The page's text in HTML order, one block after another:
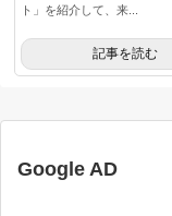
ト」を紹介して、来...
記事を読む
Google AD